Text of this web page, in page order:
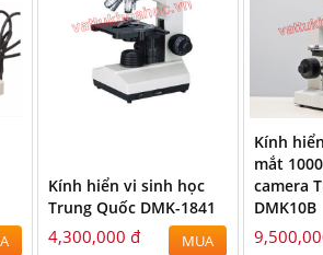
Kính hiển vi sinh học
Trung Quốc DMK-1841
4,300,000 đ MUA
Kính
mắt
camera
DMK10B